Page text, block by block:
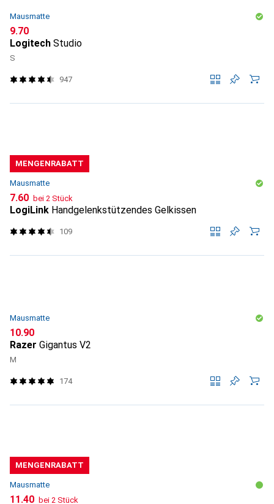
Mausmatte
CHF
9.70
Logitech Studio
S
947
MENGENRABATT
Mausmatte
CHF
7.60 bei 2 Stück
LogiLink Handgelenkstützendes Gelkissen
109
Mausmatte
CHF
10.90
Razer Gigantus V2
M
174
MENGENRABATT
Mausmatte
CHF
11.40 bei 2 Stück